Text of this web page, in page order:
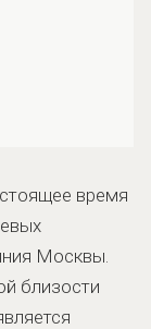
время
Москвы.
близости